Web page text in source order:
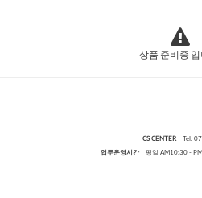
상품 준비중
CS CENTERTel.
업무운영시간평일 AM10:30 -